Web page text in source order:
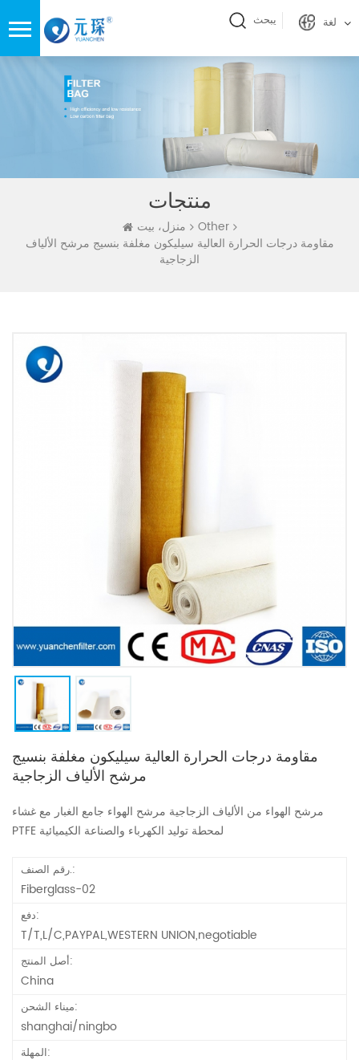
يبحث لغة
منتجات
منزل، بيت
Other
مقاومة درجات الحرارة العالية سيليكون مغلفة بنسيج مرشح الألياف
الزجاجية
مقاومة درجات الحرارة العالية سيليكون مغلفة بنسيج
مرشح الألياف الزجاجية
مرشح الهواء من الألياف الزجاجية مرشح الهواء جامع الغبار مع غشاء
PTFE لمحطة توليد الكهرباء والصناعة الكيميائية
رقم الصنف.:
Fiberglass-02
دفع:
T/T,L/C,PAYPAL,WESTERN UNION,negotiable
أصل المنتج:
China
ميناء الشحن:
shanghai/ningbo
المهلة: